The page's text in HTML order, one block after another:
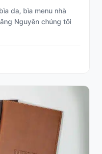
da, bìa menu nhà
Nguyên chúng tôi